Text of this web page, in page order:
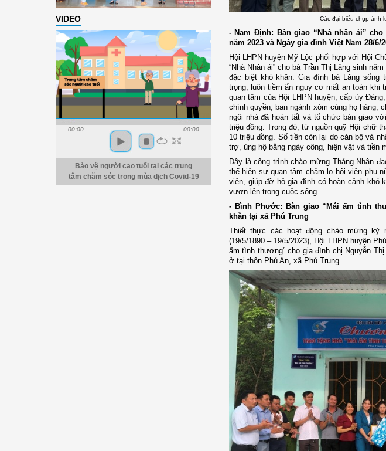
VIDEO
00:00 00:00
Bảo vệ người cao tuổi tại các trung
tâm chăm sóc trong mùa dịch Covid-19
Các đại biểu chụp ảnh
- Nam Định: Bàn giao “Nhà nhân ái”
năm 2023 và Ngày gia đình Việt Nam 28/6/
Hội LHPN huyện Mỹ Lộc phối hợp với Hội
“Nhà Nhân ái” cho bà Trần Thị Lăng sinh
đặc biệt khó khăn. Gia đình bà Lăng sống
trọng, luôn tiềm ẩn nguy cơ mất an toàn
quan tâm của Hội LHPN huyện, cấp ủy
chính quyền, ban ngành xóm cùng họ hàng,
ngôi nhà đã hoàn tất và tổ chức bàn giao
triệu đồng. Trong đó, từ nguồn quỹ Hội chữ
10 triệu đồng. Số tiền còn lại do cán bộ và
trợ, ủng hộ bằng ngày công, hiện vật và tiền
Đây là công trình chào mừng Tháng Nhân
thể hiện sự quan tâm chăm lo hội viên phụ
viên, giúp đỡ hộ gia đình có hoàn cảnh khó
vươn lên trong cuộc sống.
- Bình Phước: Bàn giao “Mái ấm tình
khăn tại xã Phú Trung
Thiết thực các hoạt động chào mừng kỷ
(19/5/1890 – 19/5/2023), Hội LHPN huyện
ấm tình thương” cho gia đình chị Nguyễn
ở tại thôn Phú An, xã Phú Trung.